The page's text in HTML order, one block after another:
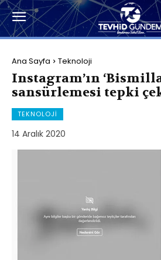
Ana Sayfa Teknoloji
Instagram’ın
sansürlemesi tepki
TEKNOLOJI
14 Aralık 2020